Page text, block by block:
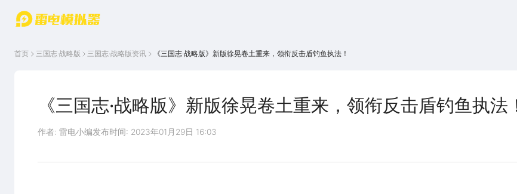
首页
游戏中
心
雷电圈
坛
WIKI
首页 三国志·战略版 三国志·战略版 资讯 《三国志·战略版》新版徐晃卷土重来，领衔反击盾钓鱼执法！
《三国志·战略版》新版徐晃卷土重来，领衔反击盾钓鱼执法
作者: 雷电小编发布时间: 2023年01月29日 16:03